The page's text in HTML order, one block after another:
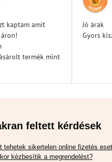
/
5
kaptam amit
termék mint
Jó árak
Gyors
feltett kérdések
tehetek sikertelen online fizetés
kézbesítik a megrendelést?